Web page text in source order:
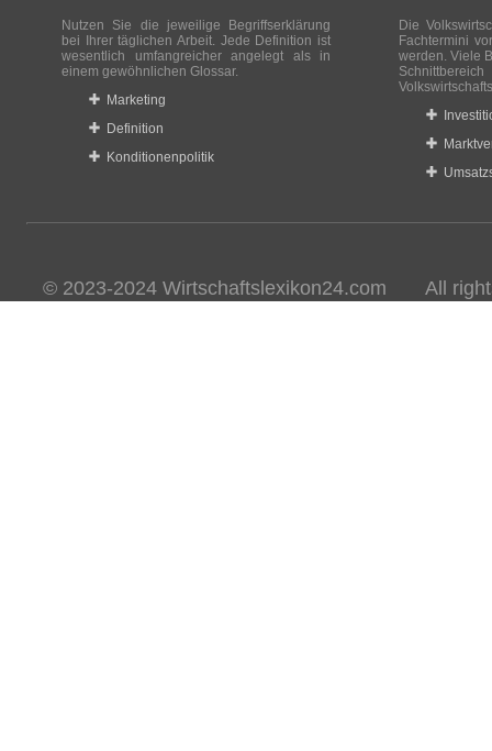
Nutzen Sie die jeweilige Begriffserklärung
bei Ihrer täglichen Arbeit. Jede Definition ist
wesentlich umfangreicher angelegt als in
einem gewöhnlichen Glossar.
Marketing
Definition
Konditionenpolitik
Die
Fachtermini
werden. Viele
© 2023-2024 Wirtschaftslexikon24.com All